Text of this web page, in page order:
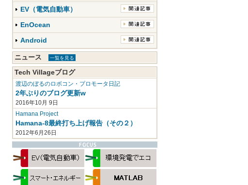
EV（電気自動車）
EnOcean
Android
ニュース 一覧を見る
Tech Villageブログ
渡辺のぼるのロボコン・プロモータ日記
2年ぶりのブログ更新w
2016年10月 9日
Hamana Project
Hamana-8最終打ち上げ報告（その２）
2012年6月26日